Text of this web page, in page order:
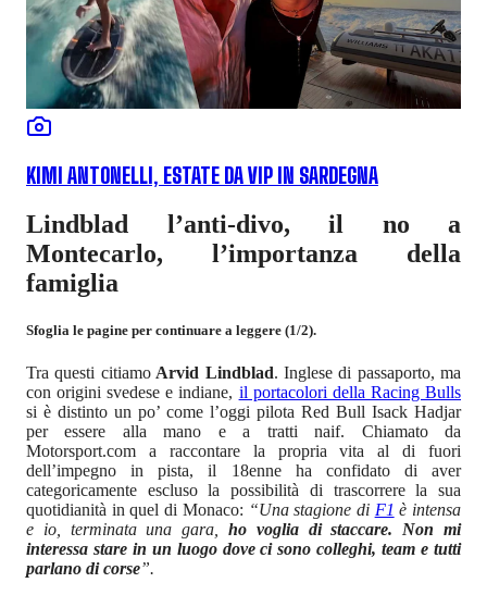
KIMI ANTONELLI, ESTATE DA VIP IN SARDEGNA
Lindblad l’anti-divo, il no a
Montecarlo, l’importanza della
famiglia
Sfoglia le pagine per continuare a leggere (1/2).
Tra questi citiamoArvid Lindblad. Inglese di passaporto, ma
con origini svedese e indiane, il portacolori della Racing Bulls
si è distinto un po’ come l’oggi pilota Red Bull Isack Hadjar
per essere alla mano e a tratti naif. Chiamato da
Motorsport.com a raccontare la propria vita al di fuori
dell’impegno in pista, il 18enne ha confidato di aver
categoricamente escluso la possibilità di trascorrere la sua
quotidianità in quel di Monaco: “Una stagione di F1 è intensa
e io, terminata una gara, ho voglia di staccare. Non mi
interessa stare in un luogo dove ci sono colleghi, team e tutti
parlano di corse”.